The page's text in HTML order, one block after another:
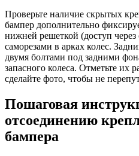
Проверьте наличие скрытых
бампер дополнительно
нижней решеткой (доступ
саморезами в арках колес.
двумя болтами под задними
запасного колеса. Отметьте их
сделайте фото, чтобы не
Пошаговая
отсоединению
бампера